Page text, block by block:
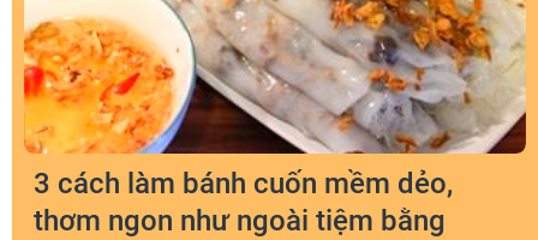
3 cách làm bánh cuốn mềm dẻo,
thơm ngon như ngoài tiệm bằng